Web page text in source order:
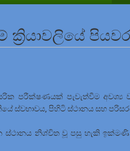
ක්‍රියාවලියේ පියවර
පරීක්ෂණයක් පැවැත්වීම අවශ්‍ය
ස්වභාවය, පිහිටි ස්ථානය සහ
ස්ථානය නිශ්චිත වූ පසු හැකි